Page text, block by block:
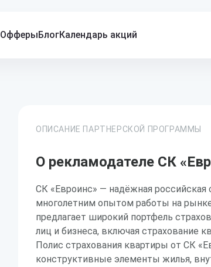
ОфферыБлогКалендарь акций
ОПИСАНИЕ ПАРТНЕРСКОЙ ПРОГРАММЫ
О рекламодателе СК
СК «Евроинс» — надёжная российская
многолетним опытом работы на
предлагает широкий портфель
лиц и бизнеса, включая страхование
Полис страхования квартиры от СК
конструктивные элементы жилья,